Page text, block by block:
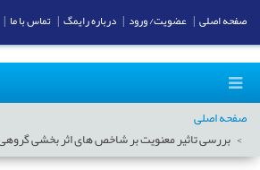
صفحه اصلی
بررسی تاثیر معنویت بر شاخص های اثر بخشی
صفحه اصلی عضویت/ ورود درباره رایمگ تماس با ما